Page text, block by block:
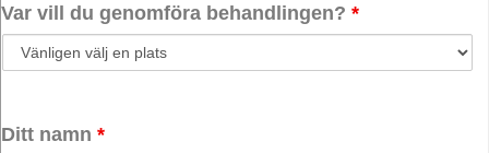
Var vill du genomföra behandlingen? *
Ditt namn *